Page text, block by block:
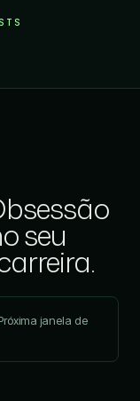
seu
janela de